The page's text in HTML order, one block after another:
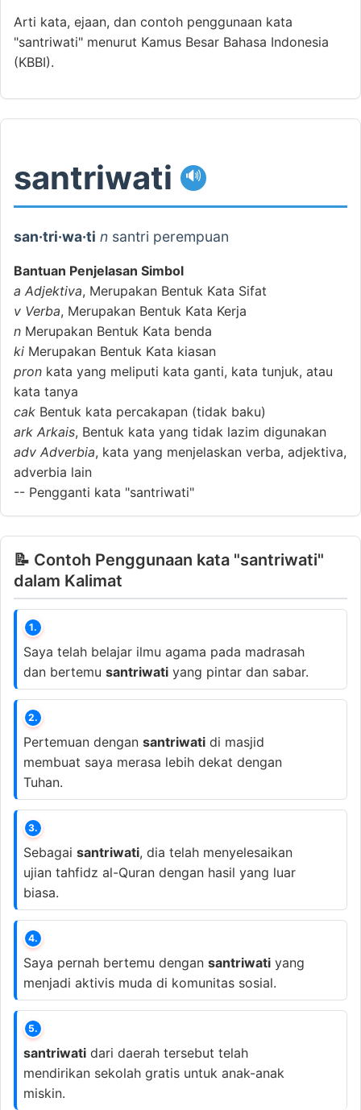
Arti kata, ejaan, dan contoh penggunaan kata
"santriwati" menurut Kamus Besar Bahasa Indonesia
(KBBI).
santriwati 🔊
san·tri·wa·ti n santri perempuan
Bantuan Penjelasan Simbol
a Adjektiva, Merupakan Bentuk Kata Sifat
v Verba, Merupakan Bentuk Kata Kerja
n Merupakan Bentuk Kata benda
ki Merupakan Bentuk Kata kiasan
pron kata yang meliputi kata ganti, kata tunjuk, atau
kata tanya
cak Bentuk kata percakapan (tidak baku)
ark Arkais, Bentuk kata yang tidak lazim digunakan
adv Adverbia, kata yang menjelaskan verba, adjektiva,
adverbia lain
-- Pengganti kata "santriwati"
📝 Contoh Penggunaan kata "santriwati"
dalam Kalimat
1.
Saya telah belajar ilmu agama pada madrasah
dan bertemu santriwati yang pintar dan sabar.
2.
Pertemuan dengan santriwati di masjid
membuat saya merasa lebih dekat dengan
Tuhan.
3.
Sebagai santriwati, dia telah menyelesaikan
ujian tahfidz al-Quran dengan hasil yang luar
biasa.
4.
Saya pernah bertemu dengan santriwati yang
menjadi aktivis muda di komunitas sosial.
5.
santriwati dari daerah tersebut telah
mendirikan sekolah gratis untuk anak-anak
miskin.